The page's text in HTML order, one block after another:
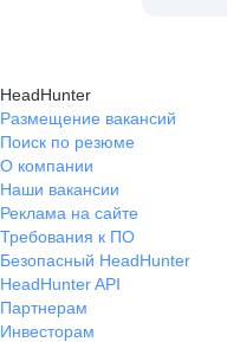
HeadHunter
Размещение вакансий
Поиск по резюме
О компании
Наши вакансии
Реклама на сайте
Требования к ПО
Безопасный HeadHunter
HeadHunter API
Партнерам
Инвесторам